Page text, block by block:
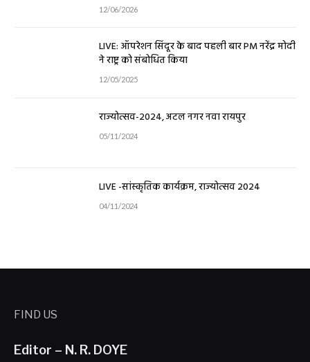
12/06/2026
LIVE: ऑपरेशन सिंदूर के बाद पहली बार PM नरेंद्र मोदी
ने राष्ट्र को संबोधित किया
12/05/2025
राज्योत्सव-2024, अटल नगर नवा रायपुर
05/11/2024
LIVE -सांस्कृतिक कार्यक्रम, राज्योत्सव 2024
04/11/2024
FIND US
Editor – N. R. DOYE